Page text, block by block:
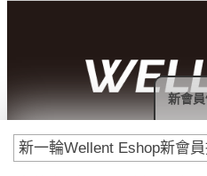
付款
新一輪Wellent Eshop新會
新會